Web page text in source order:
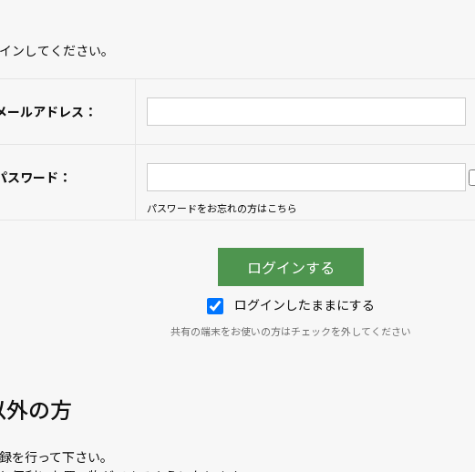
ンしてください。
ールアドレス：
スワード：
パスワードをお忘れの方はこちら
ログインしたままにする
共有の端末をお使いの方はチェックを外してください
の方
を行って下さい。